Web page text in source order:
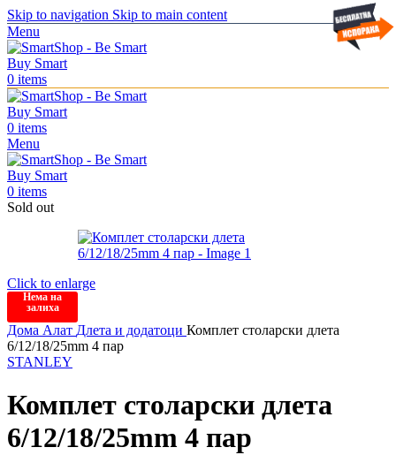
Skip to navigation Skip to main content
Menu
0 items
0 items
Menu
0 items
Sold out
Click to enlarge
Нема на
залиха
Дома Алат Длета и додатоци Комплет столарски длета
6/12/18/25mm 4 пар
STANLEY
Комплет столарски длета
6/12/18/25mm 4 пар